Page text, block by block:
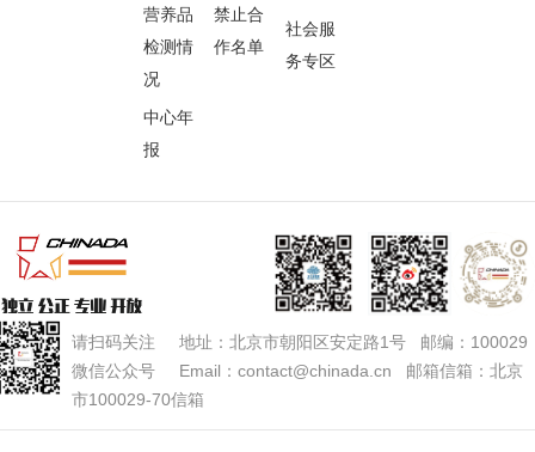
营养品
检测情
况
中心年
报
禁止合
作名单
社会服
务专区
请扫码关注 地址：北京市朝阳区安定路1号 邮编：100029
微信公众号 Email：contact@chinada.cn 邮箱信箱：北京
市100029-70信箱